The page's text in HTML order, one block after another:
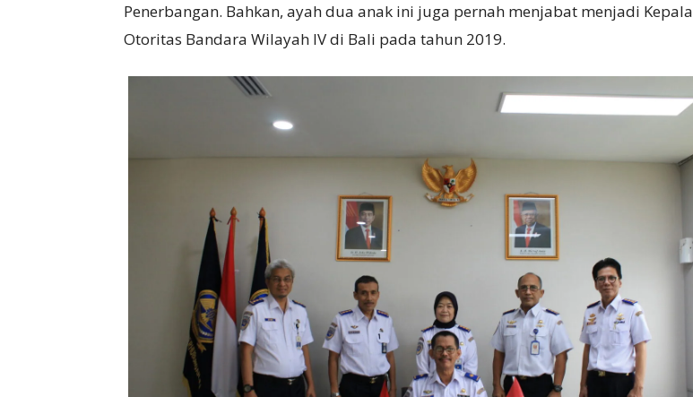
Penerbangan. Bahkan, ayah dua anak ini juga pernah menjabat menjadi Kepala
Otoritas Bandara Wilayah IV di Bali pada tahun 2019.